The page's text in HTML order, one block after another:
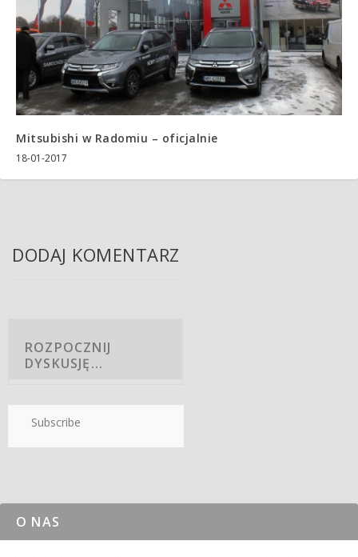
Mitsubishi w Radomiu – oficjalnie
18-01-2017
DODAJ KOMENTARZ
Subscribe
O NAS